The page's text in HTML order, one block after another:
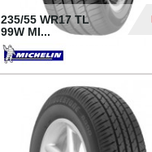
235/55 WR17 TL
99W MI...